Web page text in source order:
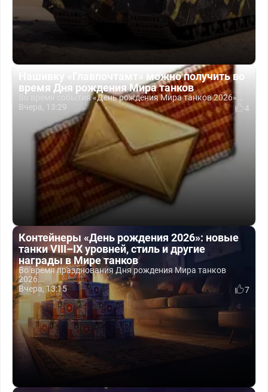
Нашивку «Главпочтамт» можно получить во
время Дня рождения Мира танков
Во время события «День рождения Мира танков 2026»...
Вчера, 13:29
4
Контейнеры «День рождения 2026»: новые
танки VIII–IX уровней, стиль и другие
награды в Мире танков
Во время празднования Дня рождения Мира танков
2026...
Вчера, 13:15
7